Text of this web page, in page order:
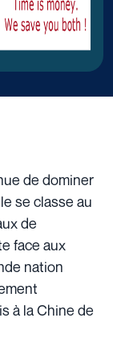
de dominer
se classe au
de
face aux
nation
à la Chine de